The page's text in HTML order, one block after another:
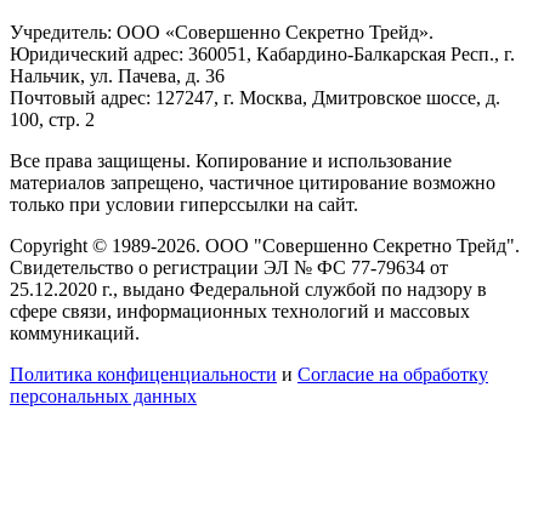
Учредитель: ООО «Совершенно Секретно Трейд».
Юридический адрес: 360051, Кабардино-Балкарская Респ., г.
Нальчик, ул. Пачева, д. 36
Почтовый адрес: 127247, г. Москва, Дмитровское шоссе, д.
100, стр. 2
Все права защищены. Копирование и использование
материалов запрещено, частичное цитирование возможно
только при условии гиперссылки на сайт.
Copyright © 1989-2026. ООО "Совершенно Секретно Трейд".
Свидетельство о регистрации ЭЛ № ФС 77-79634 от
25.12.2020 г., выдано Федеральной службой по надзору в
сфере связи, информационных технологий и массовых
коммуникаций.
Политика конфиценциальности и Согласие на обработку
персональных данных